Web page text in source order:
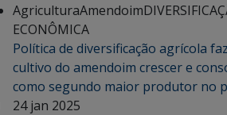
AgriculturaAmendoim
ECONÔMICA
Política de diversificação agrícola
cultivo do amendoim crescer e
como segundo maior produtor no
24 jan 2025